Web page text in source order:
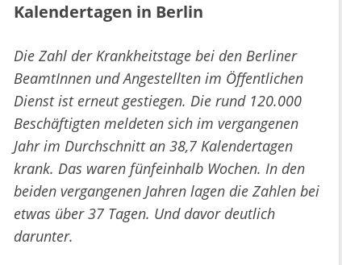
Kalendertagen in Berlin
Die Zahl der Krankheitstage bei den Berliner
BeamtInnen und Angestellten im Öffentlichen
Dienst ist erneut gestiegen. Die rund 120.000
Beschäftigten meldeten sich im vergangenen
Jahr im Durchschnitt an 38,7 Kalendertagen
krank. Das waren fünfeinhalb Wochen. In den
beiden vergangenen Jahren lagen die Zahlen bei
etwas über 37 Tagen. Und davor deutlich
darunter.